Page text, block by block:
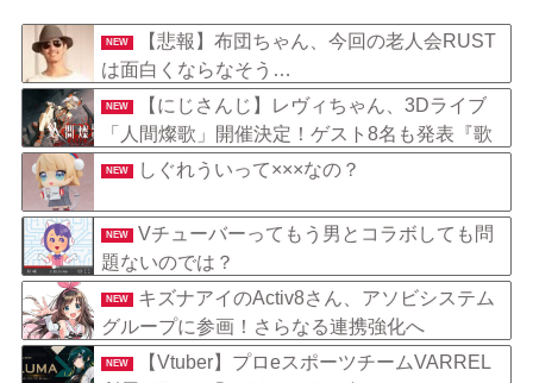
【8/7(金)20:00】
NEW
【悲報】布団ちゃん、今回の老人会RUST
は面白くならなそう…
NEW
【にじさんじ】レヴィちゃん、3Dライブ
「人間燦歌」開催決定！ゲスト8名も発表『歌
うまバイキングなゲストや』【8/18(火)21:00】
NEW しぐれういって×××なの？
NEW
Vチューバーってもう男とコラボしても問
題ないのでは？
NEW
キズナアイのActiv8さん、アソビシステム
グループに参画！さらなる連携強化へ
NEW
【Vtuber】プロeスポーツチームVARREL